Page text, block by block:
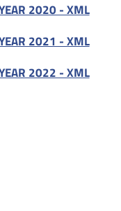
2020 - XML
2021 - XML
2022 - XML